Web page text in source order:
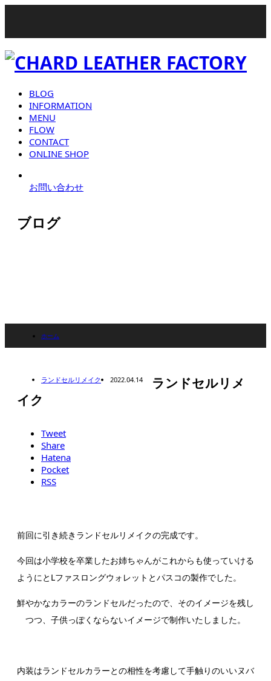
BLOG
INFORMATION
MENU
FLOW
CONTACT
ONLINE SHOP
お問い合わせ
ブログ
ホーム
ランドセルリメイク
ランドセルリメイク 2022.04.14
ランドセルリメ
イク
Tweet
Share
Hatena
Pocket
RSS
前回に引き続きランドセルリメイクの完成です。
今回は小学校を卒業したお姉ちゃんがこれからも使っていける
ようにとLファスロングウォレットとパスコの製作でした。
鮮やかなカラーのランドセルだったので、そのイメージを残し
つつ、子供っぽくならないイメージで制作いたしました。
内装はランドセルカラーとの相性を考慮して手触りのいいヌバ